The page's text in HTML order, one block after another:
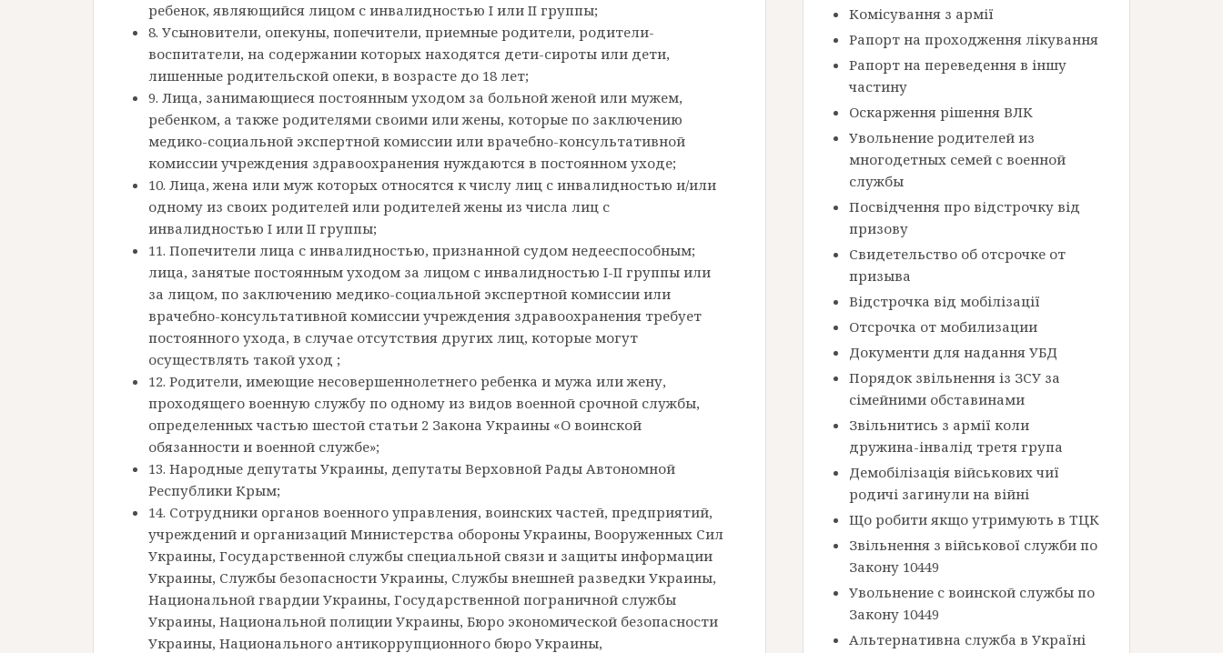
ребенок, являющийся лицом с инвалидностью I или II группы;
8. Усыновители, опекуны, попечители, приемные родители, родители-
воспитатели, на содержании которых находятся дети-сироты или дети,
лишенные родительской опеки, в возрасте до 18 лет;
9. Лица, занимающиеся постоянным уходом за больной женой или мужем,
ребенком, а также родителями своими или жены, которые по заключению
медико-социальной экспертной комиссии или врачебно-консультативной
комиссии учреждения здравоохранения нуждаются в постоянном уходе;
10. Лица, жена или муж которых относятся к числу лиц с инвалидностью и/или
одному из своих родителей или родителей жены из числа лиц с
инвалидностью I или II группы;
11. Попечители лица с инвалидностью, признанной судом недееспособным;
лица, занятые постоянным уходом за лицом с инвалидностью I-II группы или
за лицом, по заключению медико-социальной экспертной комиссии или
врачебно-консультативной комиссии учреждения здравоохранения требует
постоянного ухода, в случае отсутствия других лиц, которые могут
осуществлять такой уход ;
12. Родители, имеющие несовершеннолетнего ребенка и мужа или жену,
проходящего военную службу по одному из видов военной срочной службы,
определенных частью шестой статьи 2 Закона Украины «О воинской
обязанности и военной службе»;
13. Народные депутаты Украины, депутаты Верховной Рады Автономной
Республики Крым;
14. Сотрудники органов военного управления, воинских частей, предприятий,
учреждений и организаций Министерства обороны Украины, Вооруженных Сил
Украины, Государственной службы специальной связи и защиты информации
Украины, Службы безопасности Украины, Службы внешней разведки Украины,
Национальной гвардии Украины, Государственной пограничной службы
Украины, Национальной полиции Украины, Бюро экономической безопасности
Украины, Национального антикоррупционного бюро Украины,
Комісування з армії
Рапорт на проходження лікування
Рапорт на переведення в іншу
частину
Оскарження рішення ВЛК
Увольнение родителей из
многодетных семей с военной
службы
Посвідчення про відстрочку від
призову
Свидетельство об отсрочке от
призыва
Відстрочка від мобілізації
Отсрочка от мобилизации
Документи для надання УБД
Порядок звільнення із ЗСУ за
сімейними обставинами
Звільнитись з армії коли
дружина-інвалід третя група
Демобілізація військових чиї
родичі загинули на війні
Що робити якщо утримують в ТЦК
Звільнення з військової служби по
Закону 10449
Увольнение с воинской службы по
Закону 10449
Альтернативна служба в Україні